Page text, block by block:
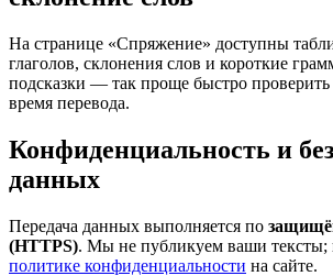
На странице «Спряжение» доступны
глаголов, склонения слов и короткие
подсказки — так проще быстро
время перевода.
Конфиденциальность и
данных
Передача данных выполняется по
(HTTPS). Мы не публикуем ваши
политике конфиденциальности на сайте.